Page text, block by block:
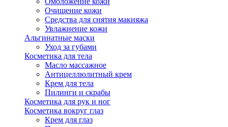
Очищение кожи
Средства для снятия макияжа
Увлажнение кожи
Альгинатные маски
Уход за губами
Косметика для тела
Масло массажное
Антицеллюлитный крем
Крем для тела
Пилинги и скрабы
Косметика для рук и ног
Косметика вокруг глаз
Крем для глаз